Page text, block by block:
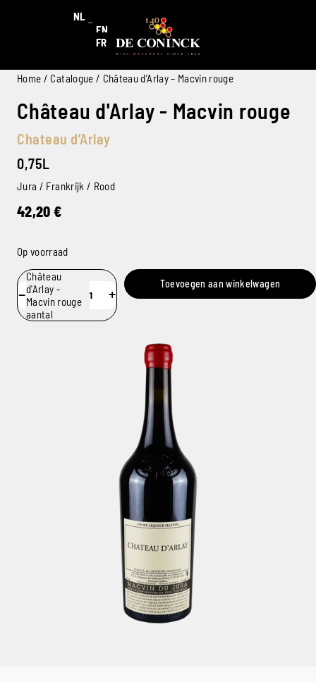
NL
EN
FR
Home / Catalogue / Château d’Arlay – Macvin rouge
Château d'Arlay - Macvin rouge
Chateau d’Arlay
0,75L
Jura / Frankrijk / Rood
42,20 €
Op voorraad
−
Château
d'Arlay -
Macvin rouge
aantal
+
Toevoegen aan winkelwagen